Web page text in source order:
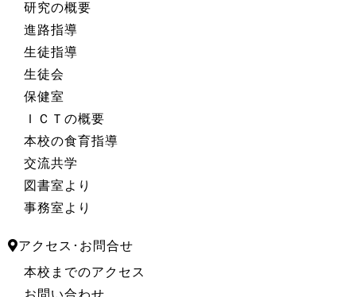
研究の概要
進路指導
生徒指導
生徒会
保健室
ＩＣＴの概要
本校の食育指導
交流共学
図書室より
事務室より
アクセス･お問合せ
本校までのアクセス